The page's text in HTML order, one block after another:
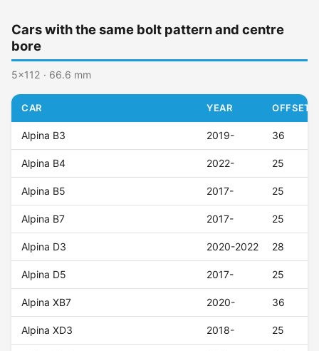
Cars with the same bolt pattern and centre
bore
5x112 · 66.6 mm
CAR YEAR OFFSET
Alpina B3 2019- 36
Alpina B4 2022- 25
Alpina B5 2017- 25
Alpina B7 2017- 25
Alpina D3 2020-2022 28
Alpina D5 2017- 25
Alpina XB7 2020- 36
Alpina XD3 2018- 25